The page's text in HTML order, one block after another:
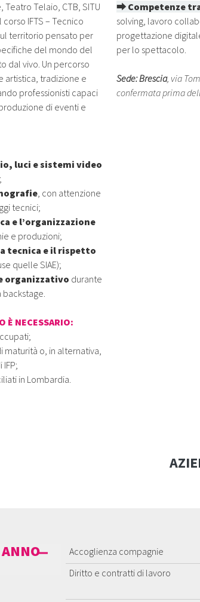
Telaio, CTB, SITU
IFTS – Tecnico
territorio pensato per
del mondo del
dal vivo. Un percorso
artistica, tradizione e
professionisti capaci
di eventi e
luci e sistemi video
, con attenzione
tecnici;
e l’organizzazione
e produzioni;
tecnica e il rispetto
quelle SIAE);
organizzativo durante
È NECESSARIO:
maturità o, in alternativa,
IFP;
in Lombardia.
⮕ Competenze
solving, lavoro
progettazione
per lo spettacolo.
Sede: Brescia, via
confermata prima
ANNO Accoglienza compagnie
Diritto e contratti di lavoro